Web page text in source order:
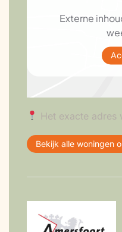
Externe
Het exacte adres
Bekijk alle woningen